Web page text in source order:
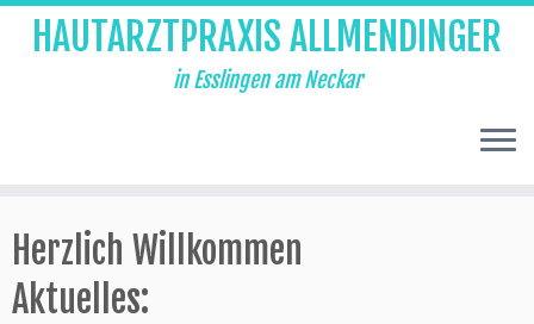
Inhalt
springen
HAUTARZTPRAXIS ALLMENDINGER
in Esslingen am Neckar
Herzlich Willkommen
Aktuelles: